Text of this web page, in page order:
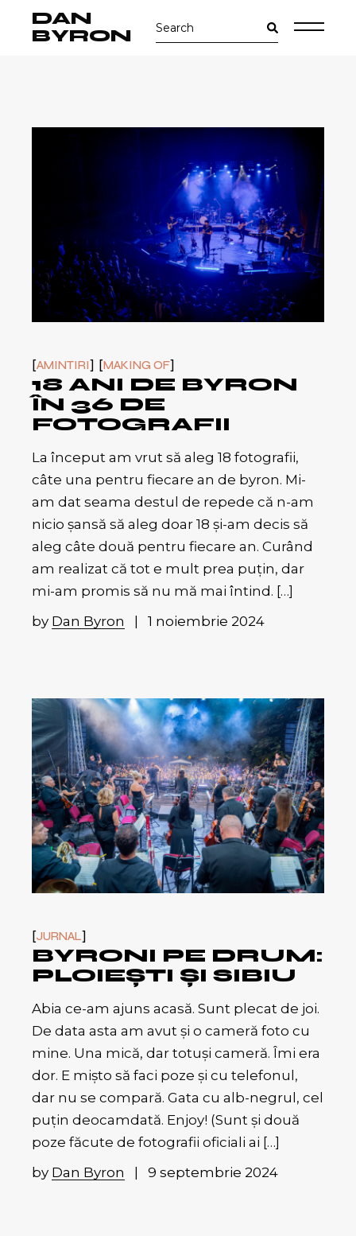
content
DAN
BYRON
for:
AMINTIRI MAKING OF
18 ANI DE BYRON
ÎN 36 DE
FOTOGRAFII
La început am vrut să aleg 18 fotografii,
câte una pentru fiecare an de byron. Mi-
am dat seama destul de repede că n-am
nicio șansă să aleg doar 18 și-am decis să
aleg câte două pentru fiecare an. Curând
am realizat că tot e mult prea puțin, dar
mi-am promis să nu mă mai întind. […]
by Dan Byron 1 noiembrie 2024
JURNAL
BYRONI PE DRUM:
PLOIEȘTI ȘI SIBIU
Abia ce-am ajuns acasă. Sunt plecat de joi.
De data asta am avut și o cameră foto cu
mine. Una mică, dar totuși cameră. Îmi era
dor. E mișto să faci poze și cu telefonul,
dar nu se compară. Gata cu alb-negrul, cel
puțin deocamdată. Enjoy! (Sunt și două
poze făcute de fotografii oficiali ai […]
by Dan Byron 9 septembrie 2024